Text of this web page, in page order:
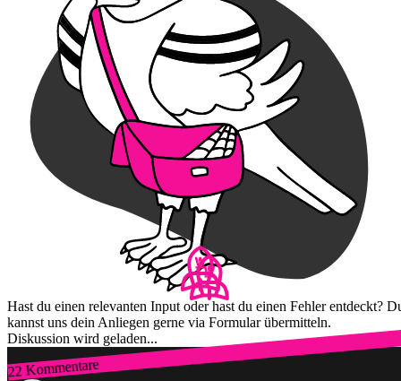
Hast du einen relevanten Input oder hast du einen Fehler entdeckt?
kannst uns dein Anliegen gerne via Formular übermitteln.
Diskussion wird geladen...
22 Kommentare
Zum Login